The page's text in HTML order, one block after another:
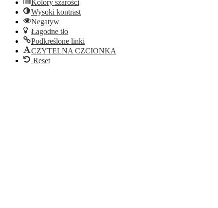
Kolory szarości
Wysoki kontrast
Negatyw
Łagodne tło
Podkreślone linki
CZYTELNA CZCIONKA
Reset